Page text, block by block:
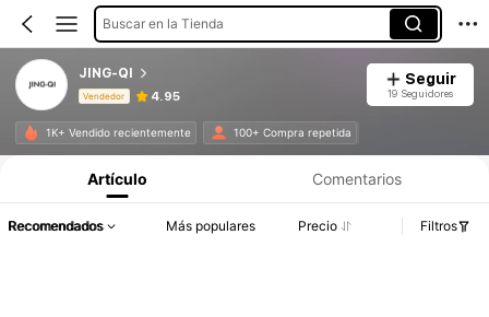
Buscar en la Tienda
JING-QI
Vendedor 4.95
Seguir
19 Seguidores
1K+ Vendido recientemente 100+ Compra repetida
Artículo Comentarios
Recomendados Más populares Precio Filtros